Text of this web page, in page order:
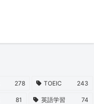
278 TOEIC 243
81 英語学習 74